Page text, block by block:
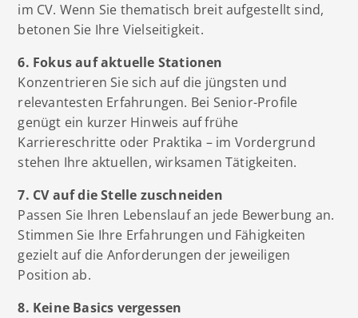
im CV. Wenn Sie thematisch breit aufgestellt sind,
betonen Sie Ihre Vielseitigkeit.
6. Fokus auf aktuelle Stationen
Konzentrieren Sie sich auf die jüngsten und
relevantesten Erfahrungen. Bei Senior-Profile
genügt ein kurzer Hinweis auf frühe
Karriereschritte oder Praktika – im Vordergrund
stehen Ihre aktuellen, wirksamen Tätigkeiten.
7. CV auf die Stelle zuschneiden
Passen Sie Ihren Lebenslauf an jede Bewerbung an.
Stimmen Sie Ihre Erfahrungen und Fähigkeiten
gezielt auf die Anforderungen der jeweiligen
Position ab.
8. Keine Basics vergessen